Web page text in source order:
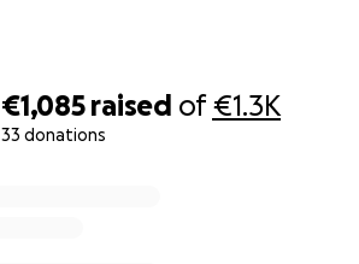
€1,085 raised of€1.3K
33 donations